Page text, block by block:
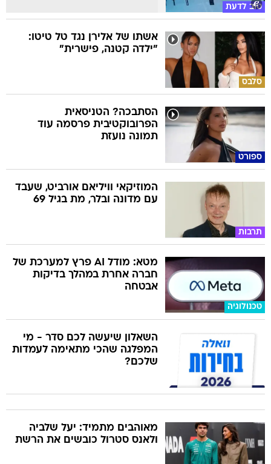
טוב לדעת
סלבס
אשתו של אלירן נגד טל טיטו:
"ילדה קטנה, פישרית"
ספורט
הסתבכה? הטניסאית
הפרובוקטיבית פרסמה עוד
תמונה נועזת
תרבות
המוזיקאי וויליאם אורביט, שעבד
עם מדונה ובלר, מת בגיל 69
טכנולוגיה
מטא: מודל AI פרץ למערכת של
חברה אחרת במהלך בדיקות
אבטחה
השאלון שיעשה לכם סדר - מי
המפלגה שהכי מתאימה לעמדות
שלכם?
מאוהבים מתמיד: יעל שלביה
ולאנס סטרול כובשים את הרשת